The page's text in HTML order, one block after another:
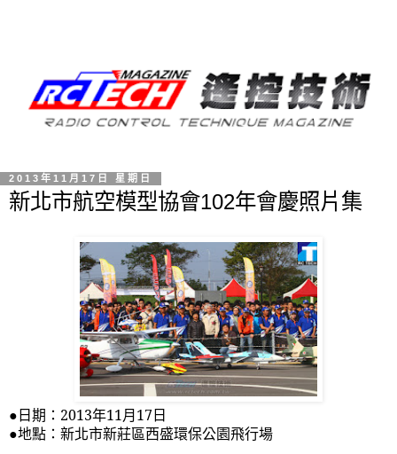
2013年11月17日 星期日
新北市航空模型協會102年會慶照片集
●日期： 2013年11月17日
●地點：新北市新莊區西盛環保公園飛行場